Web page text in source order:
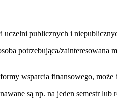
uczelni publicznych i
potrzebująca/
wsparcia finansowego,
są np. na jeden semestr